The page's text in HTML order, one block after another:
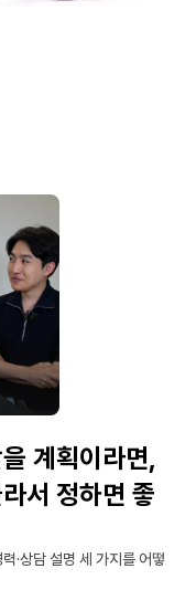
계획이라면,
서 정하면 좋
·상담 설명 세 가지를 어떻